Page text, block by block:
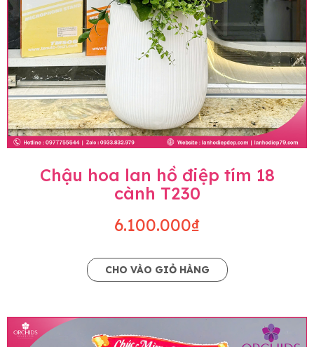
Chậu hoa lan hồ điệp tím 18
cành T230
6.100.000₫
CHO VÀO GIỎ HÀNG